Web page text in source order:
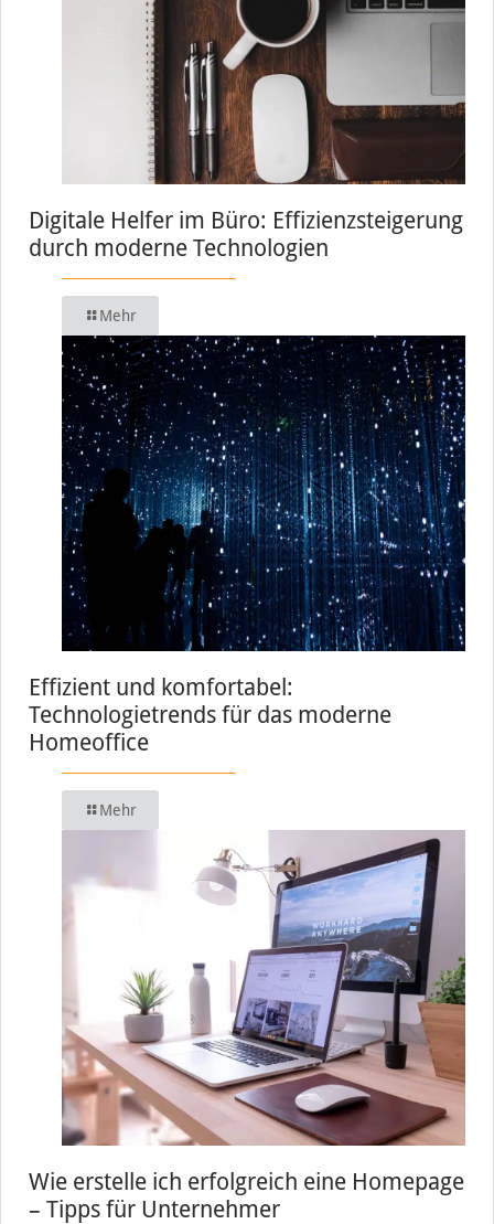
Digitale Helfer im Büro: Effizienzsteigerung
durch moderne Technologien
Mehr
Effizient und komfortabel:
Technologietrends für das moderne
Homeoffice
Mehr
Wie erstelle ich erfolgreich eine Homepage
– Tipps für Unternehmer